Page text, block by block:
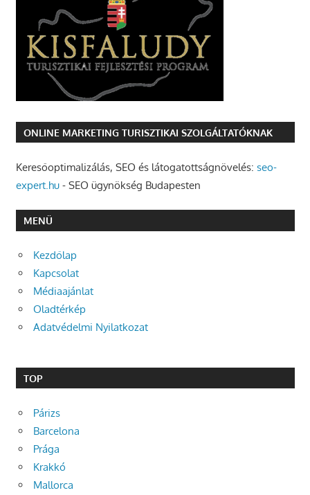
ONLINE MARKETING TURISZTIKAI SZOLGÁLTATÓKNAK
Keresőoptimalizálás, SEO és látogatottságnövelés: seo-
expert.hu- SEO ügynökség Budapesten
MENÜ
Kezdőlap
Kapcsolat
Médiaajánlat
Oladtérkép
Adatvédelmi Nyilatkozat
TOP
Párizs
Barcelona
Prága
Krakkó
Mallorca